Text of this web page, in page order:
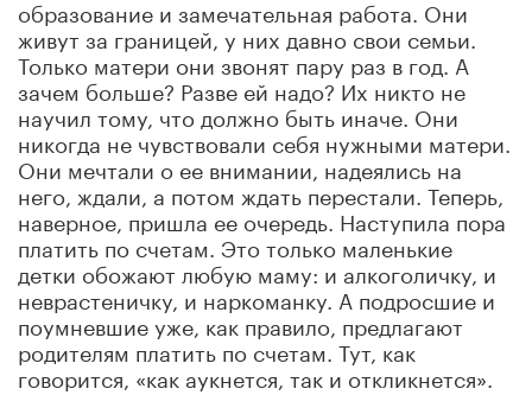
образование и замечательная работа. Они
живут за границей, у них давно свои семьи.
Только матери они звонят пару раз в год. А
зачем больше? Разве ей надо? Их никто не
научил тому, что должно быть иначе. Они
никогда не чувствовали себя нужными матери.
Они мечтали о ее внимании, надеялись на
него, ждали, а потом ждать перестали. Теперь,
наверное, пришла ее очередь. Наступила пора
платить по счетам. Это только маленькие
детки обожают любую маму: и алкоголичку, и
неврастеничку, и наркоманку. А подросшие и
поумневшие уже, как правило, предлагают
родителям платить по счетам. Тут, как
говорится, «как аукнется, так и откликнется».